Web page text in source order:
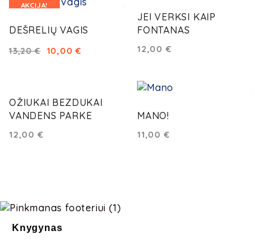
AKCIJA!
DEŠRELIŲ VAGIS
13,20€ 10,00€
JEI VERKSI KAIP
FONTANAS
12,00 €
OŽIUKAI BEZDUKAI
VANDENS PARKE
12,00 €
MANO!
11,00 €
Knygynas